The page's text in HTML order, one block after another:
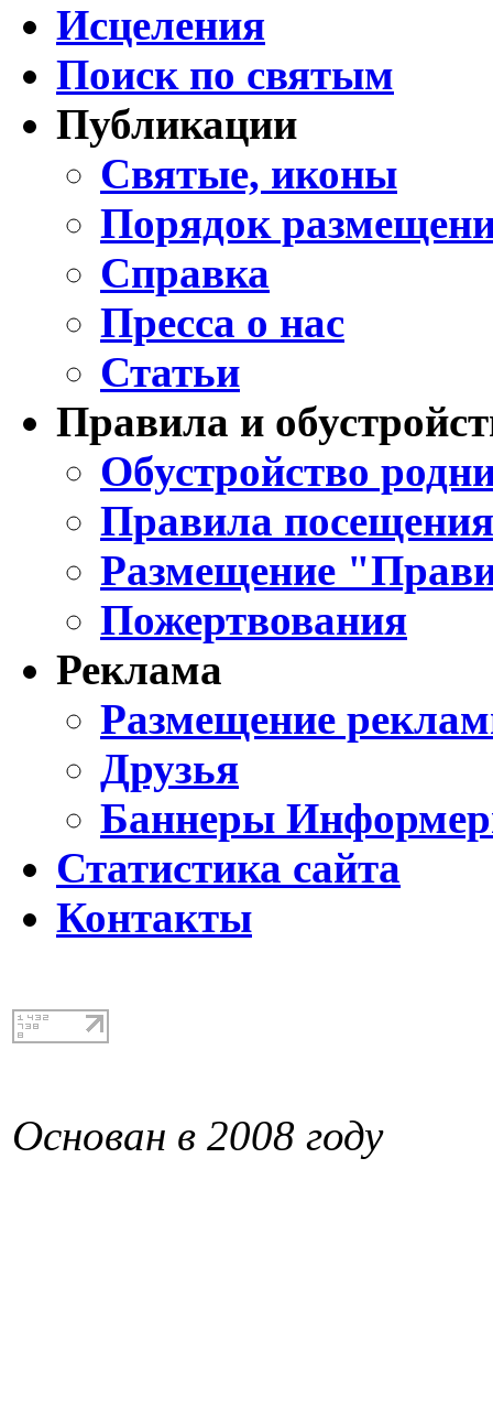
Исцеления
Поиск по святым
Публикации
Святые, иконы
Порядок
Справка
Пресса о нас
Статьи
Правила и
Обустройство
Правила
Размещение
Пожертвования
Реклама
Размещение
Друзья
Баннеры
Статистика сайта
Контакты
Основан в 2008 году